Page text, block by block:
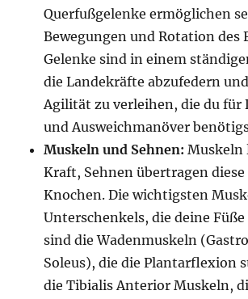
Querfußgelenke ermöglichen
Bewegungen und Rotation des
Gelenke sind in einem
die Landekräfte abzufedern
Agilität zu verleihen, die du für
und Ausweichmanöver
Muskeln und Sehnen: Muskeln
Kraft, Sehnen übertragen
Knochen. Die wichtigsten
Unterschenkels, die deine Füße
sind die Wadenmuskeln
Soleus), die die Plantarflexion
die Tibialis Anterior Muskeln,